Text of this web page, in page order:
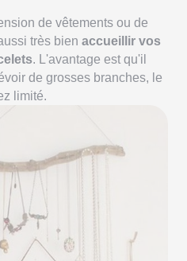
de vêtements ou de
très bien accueillir vos
. L'avantage est qu'il
de grosses branches, le
limité.